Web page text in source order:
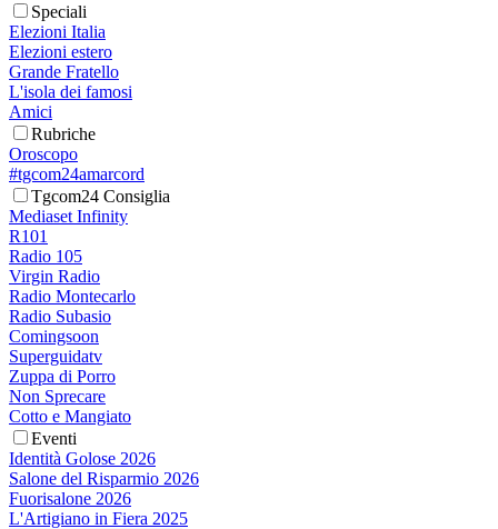
Speciali
Elezioni Italia
Elezioni estero
Grande Fratello
L'isola dei famosi
Amici
Rubriche
Oroscopo
#tgcom24amarcord
Tgcom24 Consiglia
Mediaset Infinity
R101
Radio 105
Virgin Radio
Radio Montecarlo
Radio Subasio
Comingsoon
Superguidatv
Zuppa di Porro
Non Sprecare
Cotto e Mangiato
Eventi
Identità Golose 2026
Salone del Risparmio 2026
Fuorisalone 2026
L'Artigiano in Fiera 2025